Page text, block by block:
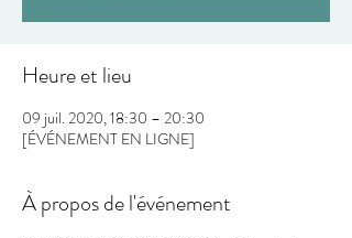
Heure et lieu
09 juil. 2020, 18:30 – 20:30
[ÉVÉNEMENT EN LIGNE]
À propos de l'événement